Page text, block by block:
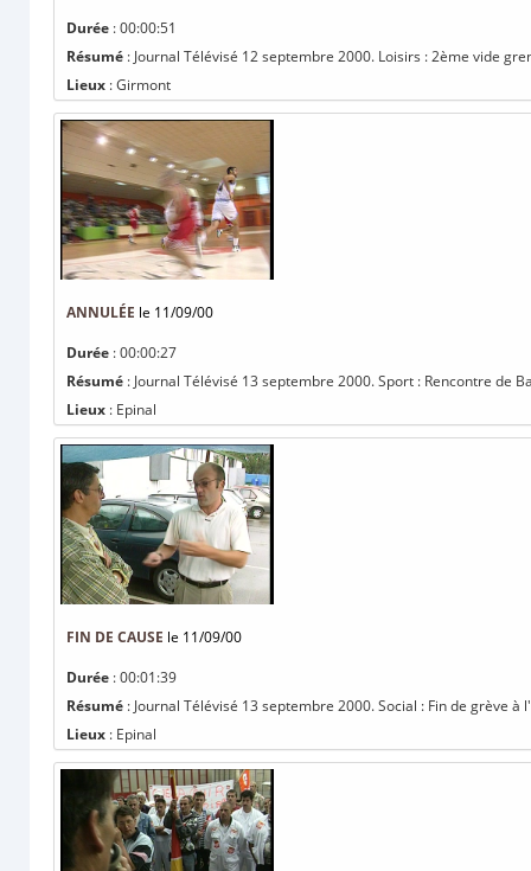
Durée : 00:00:51
Résumé : Journal Télévisé 12 septembre 2000. Loisirs : 2ème vide
Lieux : Girmont
ANNULÉE le 11/09/00
Durée : 00:00:27
Résumé : Journal Télévisé 13 septembre 2000. Sport : Rencontre de
Lieux : Epinal
FIN DE CAUSE le 11/09/00
Durée : 00:01:39
Résumé : Journal Télévisé 13 septembre 2000. Social : Fin de grève
Lieux : Epinal